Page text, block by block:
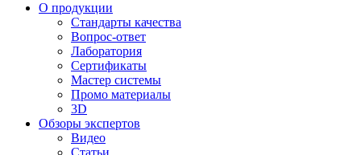
О продукции
Стандарты качества
Вопрос-ответ
Лаборатория
Сертификаты
Мастер системы
Промо материалы
3D
Обзоры экспертов
Видео
Статьи